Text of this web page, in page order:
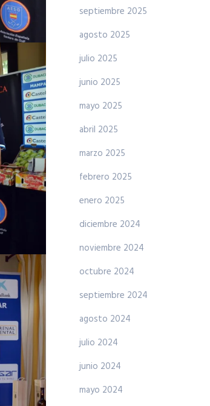
septiembre 2025
agosto 2025
julio 2025
junio 2025
mayo 2025
abril 2025
marzo 2025
febrero 2025
enero 2025
diciembre 2024
noviembre 2024
octubre 2024
septiembre 2024
agosto 2024
julio 2024
junio 2024
mayo 2024